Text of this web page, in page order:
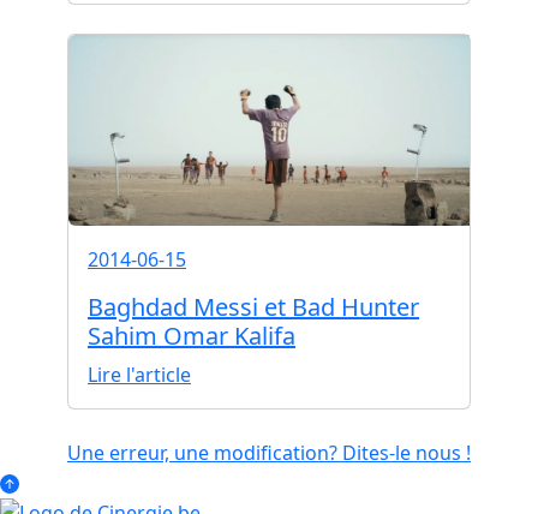
2014-06-15
Baghdad Messi et Bad Hunter
Sahim Omar Kalifa
Lire l'article
Une erreur, une modification? Dites-le nous !